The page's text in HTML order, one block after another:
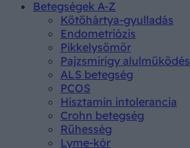
Betegségek A-Z
Kötőhártya-gyulladás
Endometriózis
Pikkelysömör
Pajzsmirigy alulműködés
ALS betegség
PCOS
Hisztamin intolerancia
Crohn betegség
Rühesség
Lyme-kór